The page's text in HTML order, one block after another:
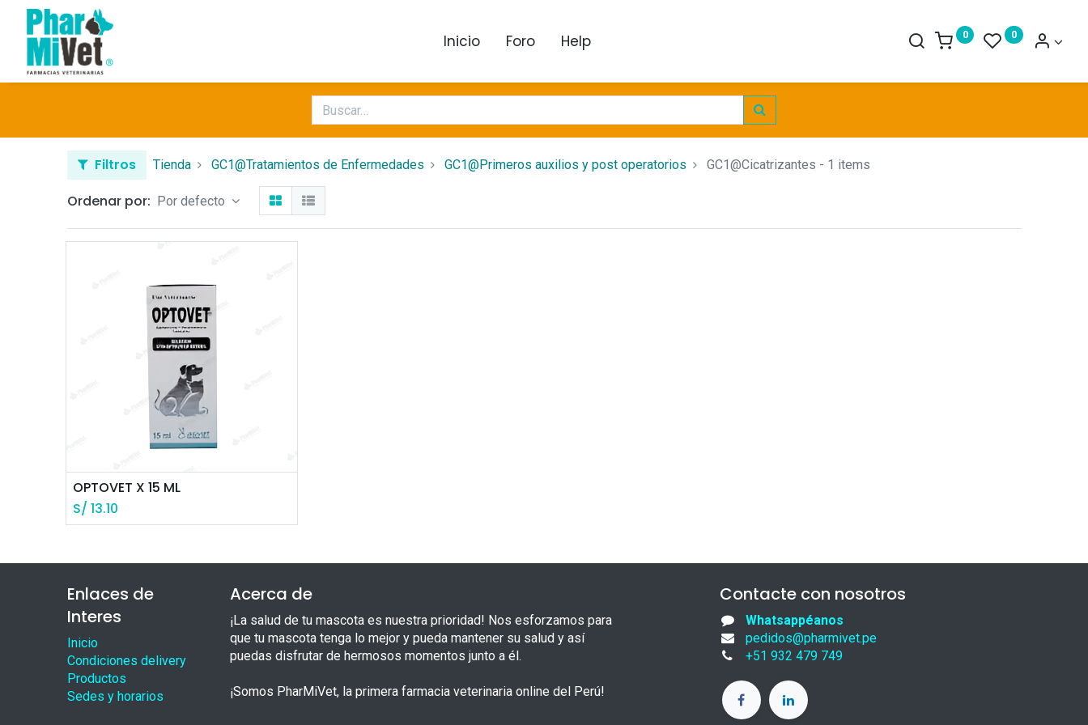
Inicio Foro Help 0 0
Filtros Tienda GC1@Tratamientos de Enfermedades GC1@Primeros auxilios y post operatorios GC1@Cicatrizantes - 1 items
Ordenar por: Por defecto
OPTOVET X 15 ML
S/ 13.10
Enlaces de
Interes
Inicio
Condiciones delivery
Productos
Sedes y horarios
Acerca de
¡La salud de tu mascota es nuestra prioridad! Nos esforzamos para
que tu mascota tenga lo mejor y pueda mantener su salud y así
puedas disfrutar de hermosos momentos junto a él.
¡Somos PharMiVet, la primera farmacia veterinaria online del Perú!
Contacte con nosotros
Whatsappéanos
pedidos@pharmivet.pe
+51 932 479 749